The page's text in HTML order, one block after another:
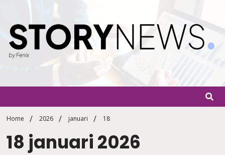
Home 2026 januari 18
18 januari 2026